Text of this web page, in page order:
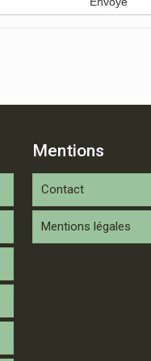
Mentions
Contact
Mentions légales